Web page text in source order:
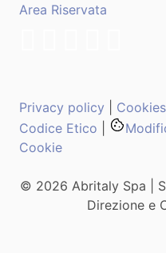
Area Riservata
Privacy policy
Codice Etico
Cookie
© 2026 Abritaly Spa |
Direzione e